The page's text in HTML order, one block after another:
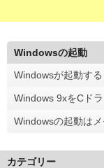
Windowsの起動
Windowsが起動す
Windows 9xをCド
Windowsの起動は
カテゴリー